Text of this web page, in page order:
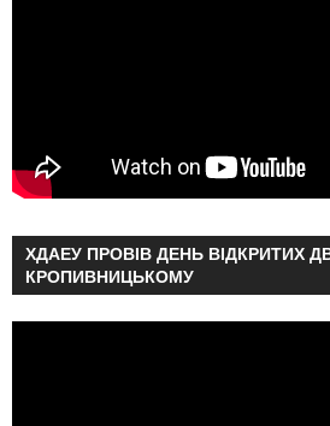
ХДАЕУ ПРОВІВ ДЕНЬ ВІДКРИТИХ
КРОПИВНИЦЬКОМУ